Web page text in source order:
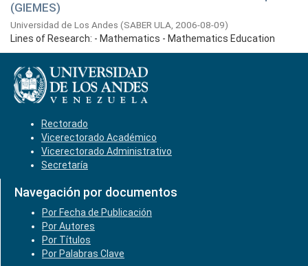
(GIEMES)
Universidad de Los Andes (SABER ULA, 2006-08-09)
Lines of Research: - Mathematics - Mathematics Education
Rectorado
Vicerectorado Académico
Vicerectorado Administrativo
Secretaría
Navegación por documentos
Por Fecha de Publicación
Por Autores
Por Títulos
Por Palabras Clave